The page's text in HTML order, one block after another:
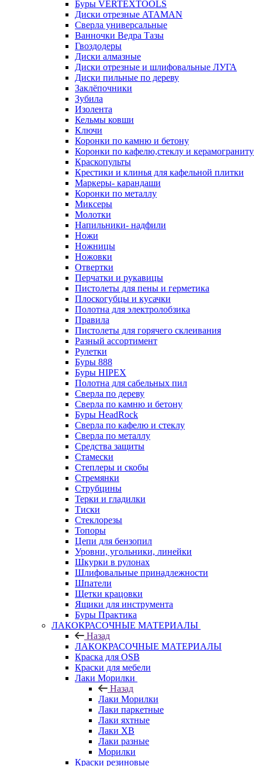
Буры VERTEXTOOLS
Диски отрезные ATAMAN
Сверла универсальные
Ванночки Ведра Тазы
Гвоздодеры
Диски алмазные
Диски отрезные и шлифовальные ЛУГА
Диски пильные по дереву
Заклёпочники
Зубила
Изолента
Кельмы ковши
Ключи
Коронки по камню и бетону
Коронки по кафелю,стеклу и керамограниту
Краскопульты
Крестики и клинья для кафельной плитки
Маркеры- карандаши
Коронки по металлу
Миксеры
Молотки
Напильники- надфили
Ножи
Ножницы
Ножовки
Отвертки
Перчатки и рукавицы
Пистолеты для пены и герметика
Плоскогубцы и кусачки
Полотна для электролобзика
Правила
Пистолеты для горячего склеивания
Разный ассортимент
Рулетки
Буры 888
Буры HIPEX
Полотна для сабельных пил
Сверла по дереву
Сверла по камню и бетону
Буры HeadRock
Сверла по кафелю и стеклу
Сверла по металлу
Средства защиты
Стамески
Степлеры и скобы
Стремянки
Струбцины
Терки и гладилки
Тиски
Стеклорезы
Топоры
Цепи для бензопил
Уровни, угольники, линейки
Шкурки в рулонах
Шлифовальные принадлежности
Шпатели
Щетки крацовки
Ящики для инструмента
Буры Практика
ЛАКОКРАСОЧНЫЕ МАТЕРИАЛЫ
Назад
ЛАКОКРАСОЧНЫЕ МАТЕРИАЛЫ
Краска для OSB
Краски для мебели
Лаки Морилки
Назад
Лаки Морилки
Лаки паркетные
Лаки яхтные
Лаки ХВ
Лаки разные
Морилки
Краски резиновые